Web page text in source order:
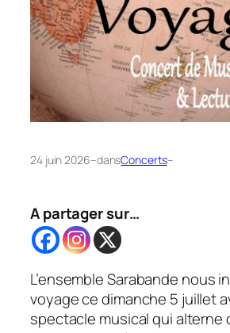
24 juin 2026–dansConcerts–
A partager sur…
L’ensemble Sarabande nous
voyage ce dimanche 5 juillet
spectacle musical qui alterne